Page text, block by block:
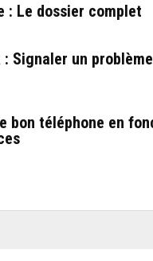
: Le dossier complet
: Signaler un
bon téléphone en